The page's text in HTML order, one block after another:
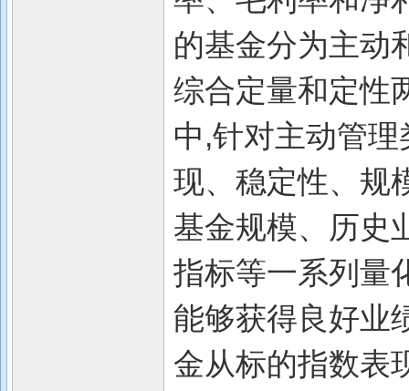
的基金分为主动
综合定量和定性
中,针对主动管
现、稳定性、规
基金规模、历史
指标等一系列量
能够获得良好业
金从标的指数表